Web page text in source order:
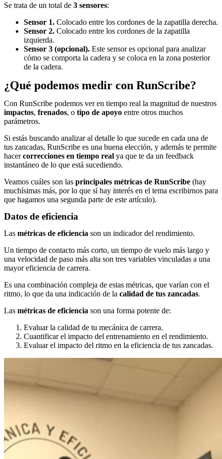
Se trata de un total de 3 sensores:
Sensor 1. Colocado entre los cordones de la zapatilla derecha.
Sensor 2. Colocado entre los cordones de la zapatilla
izquierda.
Sensor 3 (opcional). Este sensor es opcional para analizar
cómo se comporta la cadera y se coloca en la zona posterior
de la cadera.
¿Qué podemos medir con RunScribe?
Con RunScribe podemos ver en tiempo real la magnitud de nuestros
impactos, frenados, o tipo de apoyo entre otros muchos
parámetros.
Si estás buscando analizar al detalle lo que sucede en cada una de
tus zancadas, RunScribe es una buena elección, y además te permite
hacercorrecciones en tiempo real ya que te da un feedback
instantáneo de lo que está sucediendo.
Veamos cuáles son las principales métricas de RunScribe (hay
muchísimas más, por lo que sí hay interés en el tema escribirnos para
que hagamos una segunda parte de este artículo).
Datos de eficiencia
Las métricas de eficiencia son un indicador del rendimiento.
Un tiempo de contacto más corto, un tiempo de vuelo más largo y
una velocidad de paso más alta son tres variables vinculadas a una
mayor eficiencia de carrera.
Es una combinación compleja de estas métricas, que varían con el
ritmo, lo que da una indicación de la calidad de tus zancadas.
Las métricas de eficiencia son una forma potente de:
Evaluar la calidad de tu mecánica de carrera.
Cuantificar el impacto del entrenamiento en el rendimiento.
Evaluar el impacto del ritmo en la eficiencia de tus zancadas.